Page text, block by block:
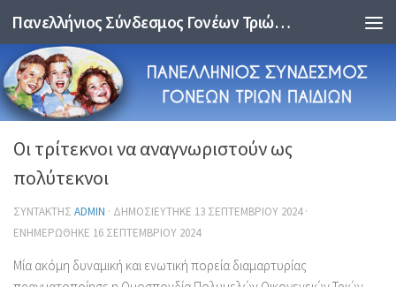
Skip to content Πανελλήνιος Σύνδεσμος Γονέων Τριών Παιδιών
Οι τρίτεκνοι να αναγνωριστούν ως
πολύτεκνοι
ΣΥΝΤΆΚΤΗΣ ADMIN · ΔΗΜΟΣΙΕΎΤΗΚΕ 13 ΣΕΠΤΕΜΒΡΊΟΥ 2024·
ΕΝΗΜΕΡΏΘΗΚΕ 16 ΣΕΠΤΕΜΒΡΊΟΥ 2024
Μία ακόμη δυναμική και ενωτική πορεία διαμαρτυρίας